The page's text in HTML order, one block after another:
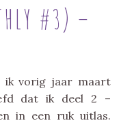
#3) –
ik vorig jaar maart
dat ik deel 2 –
in een ruk uitlas.